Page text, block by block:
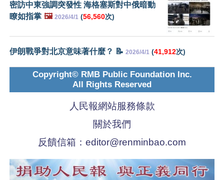
密訪中東強調突發性 海格塞斯對中俄暗動
瞭如指掌 🖼️ 2026/4/1 (56,560次)
伊朗戰爭對北京意味著什麼？ 📝 2026/4/1 (41,912次)
Copyright© RMB Public Foundation Inc.
All Rights Reserved
人民報網站服務條款
關於我們
反饋信箱： editor@renminbao.com